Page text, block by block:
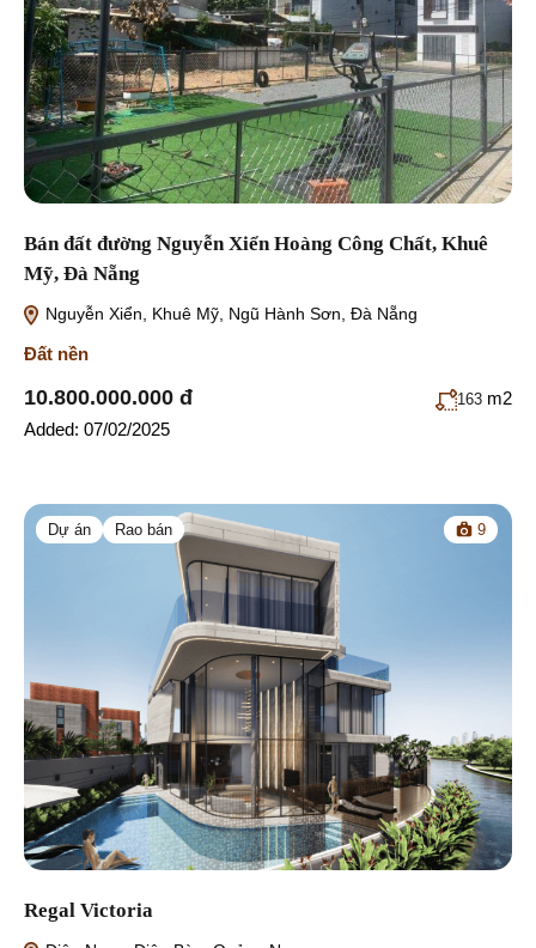
Bán đất đường Nguyễn Xiển Hoàng Công Chất, Khuê
Mỹ, Đà Nẵng
Nguyễn Xiển, Khuê Mỹ, Ngũ Hành Sơn, Đà Nẵng
Đất nền
10.800.000.000 đ 163 m2
Added: 07/02/2025
Dự án Rao bán 9
Regal Victoria